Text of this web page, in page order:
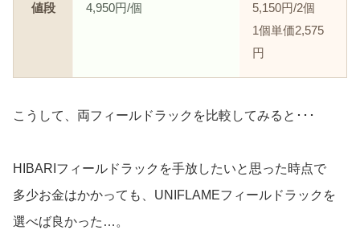
値段 4,950円/個
5,150円/2個
1個単価2,575
円
こうして、両フィールドラックを比較してみると･･･
HIBARIフィールドラックを手放したいと思った時点で
多少お金はかかっても、UNIFLAMEフィールドラックを
選べば良かった…。